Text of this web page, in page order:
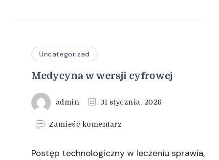
Uncategorized
Medycyna w wersji cyfrowej
admin 31 stycznia, 2026
Zamieść komentarz
w
Postęp technologiczny w leczeniu sprawia,